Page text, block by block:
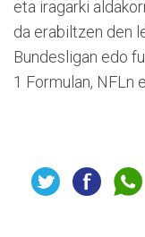
eta iragarki
da erabiltzen den
Bundesligan edo
1 Formulan, NFLn